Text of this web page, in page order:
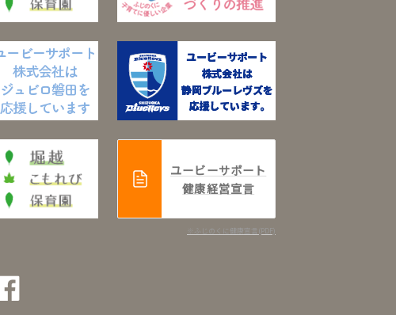
ユービーサポート
健康経営宣言
※ふじのくに健康宣言(PDF)